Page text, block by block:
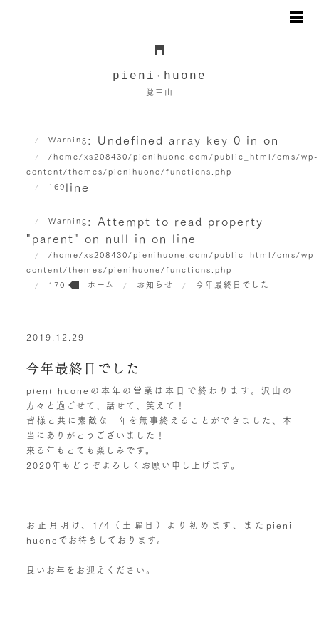
pieni ・huone
覚王山
Warning : Undefined array key 0 in
/home/xs208430/pienihuone.com/public_html/cms/wp-
content/themes/pienihuone/functions.php
on
line
169
Warning : Attempt to read property
"parent" on null in
/home/xs208430/pienihuone.com/public_html/cms/wp-
content/themes/pienihuone/functions.php
on line
170 ホーム お知らせ 今年最終日でした
2019.12.29
今年最終日でした
pieni huoneの本年の営業は本日で終わります。沢山の
方々と過ごせて、話せて、笑えて！
皆様と共に素敵な一年を無事終えることができました、本
当にありがとうございました！
来る年もとても楽しみです。
2020年もどうぞよろしくお願い申し上げます。
お正月明け、1/4（土曜日）より初めます、またpieni
huoneでお待ちしております。
良いお年をお迎えください。